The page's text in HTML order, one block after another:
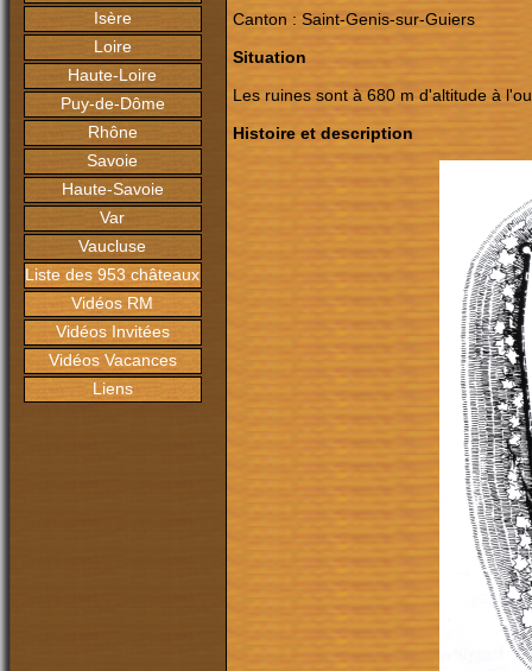
Isère
Loire
Haute-Loire
Puy-de-Dôme
Rhône
Savoie
Haute-Savoie
Var
Vaucluse
Liste des 953 châteaux
Vidéos RM
Vidéos Invitées
Vidéos Vacances
Liens
Canton : Saint-Genis-sur-Guiers
Situation
Les ruines sont à 680 m d'altitude à
Histoire et description